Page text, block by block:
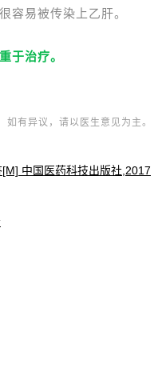
容易被传染上乙肝。
于治疗。
有异议，请以医生意见为主。
中国医药科技出版社,2017